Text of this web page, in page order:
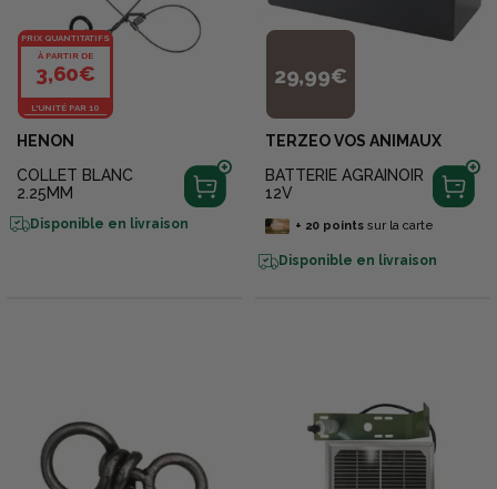
PRIX QUANTITATIFS
À PARTIR DE
3,60€
L'UNITÉ PAR 10
HENON
COLLET BLANC
2.25MM
Disponible en livraison
29,99€
TERZEO VOS ANIMAUX
BATTERIE AGRAINOIR
12V
+ 20pointssur la carte
Disponible en livraison